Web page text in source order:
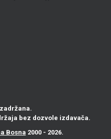
bez dozvole izdavača.
Bosna 2000 - 2026.